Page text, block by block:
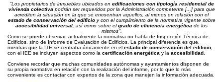
"Los propietarios de inmuebles ubicados en edificaciones con tipología residencial de
vivienda colectiva podrán ser requeridos por la Administración competente [...] para que
acrediten la situación en la que se encuentran aquellos, al menos en relación con el
estado de conservación del edificioy con el cumplimiento de la normativa vigente sobre
accesibilidad universal , así como sobre elgrado de eficiencia energética de los
mismos".
Como se puede observar, actualmente la normativa no habla de Inspección Técnica de
Edificios, sino de Informe de Evaluación de Edificios. La principal diferencia es que,
mientras que la ITE se centraba únicamente en el estado de conservación del edificio
con el IEE se incluyen aspectos como la certificación energética y la accesibilidad
Conviene recordar que muchas comunidades autónomas y ayuntamientos disponen de
su propia normativa en relación con la realización del informe, por lo que lo más
conveniente es contactar con expertos de la zona que manejen la información adecuada.